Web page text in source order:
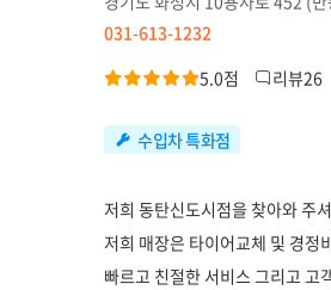
031-613-1232
5.0점
리뷰26
수입차 특화점
저희 동탄신도시점을 찾아와 주
저희 매장은 타이어교체 및 경정
빠르고 친절한 서비스 그리고 고